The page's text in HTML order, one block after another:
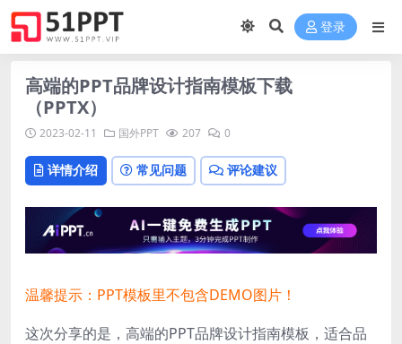
登录
高端的PPT品牌设计指南模板下载
（PPTX）
2023-02-11 国外PPT 207 0
详情介绍 常见问题 评论建议
温馨提示：PPT模板里不包含DEMO图片！
这次分享的是，高端的PPT品牌设计指南模板，适合品